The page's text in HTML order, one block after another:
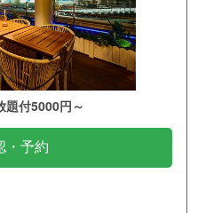
題付5000円～
・予約